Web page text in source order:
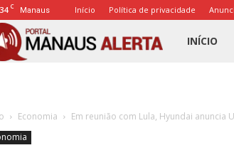
34 C Manaus Início Política de privacidade
Portal
INÍCIO
Economia
Em reunião com Lula, Hyundai anuncia